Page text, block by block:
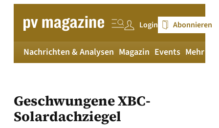
springen
Login Abonnieren
Nachrichten & Analysen Magazin Events Mehr
Geschwungene XBC-
Solardachziegel